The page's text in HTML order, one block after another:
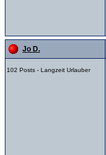
Jo D.
102 Posts - Langzeit Urlauber